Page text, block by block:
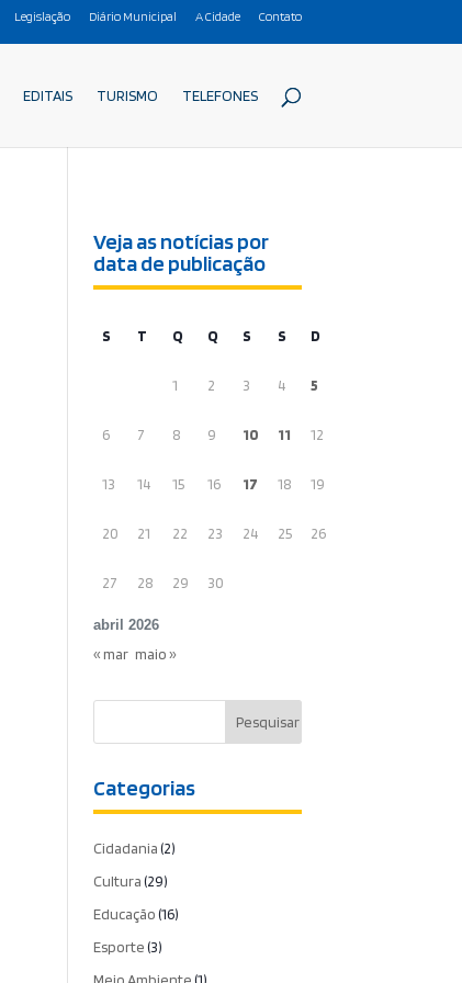
Legislação Diário Municipal A Cidade Contato
EDITAIS TURISMO TELEFONES
Veja as notícias por
data de publicação
abril 2026
S T Q Q S S D
1 2 3 4 5
6 7 8 9 10 11 12
13 14 15 16 17 18 19
20 21 22 23 24 25 26
27 28 29 30
« mar maio »
Categorias
Cidadania(2)
Cultura(29)
Educação(16)
Esporte(3)